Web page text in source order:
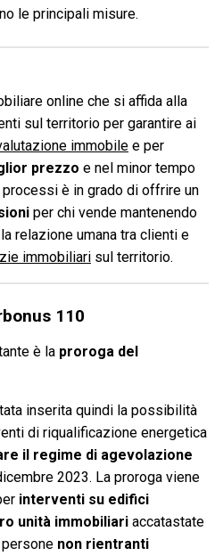
le principali misure.
online che si affida alla
sul territorio per garantire ai
immobile e per
prezzo e nel minor tempo
è in grado di offrire un
per chi vende mantenendo
relazione umana tra clienti e
immobiliari sul territorio.
110
è la proroga del
inserita quindi la possibilità
di riqualificazione energetica
il regime di agevolazione
2023. La proroga viene
interventi su edifici
unità immobiliari accatastate
non rientranti